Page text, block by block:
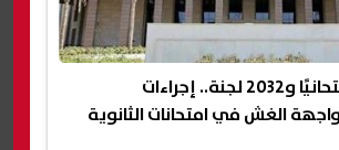
613 تجمعًا امتحانيًا و2032 لجنة.. إجراءات
الغش في امتحانات الثانوية